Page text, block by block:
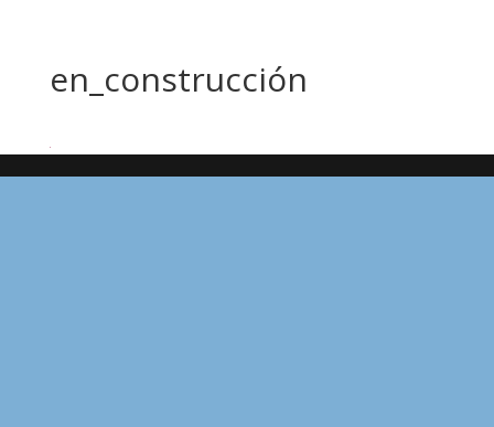
en_construcción